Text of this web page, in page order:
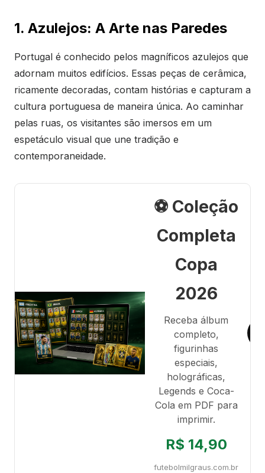
1. Azulejos: A Arte nas Paredes
Portugal é conhecido pelos magníficos azulejos que
adornam muitos edifícios. Essas peças de cerâmica,
ricamente decoradas, contam histórias e capturam a
cultura portuguesa de maneira única. Ao caminhar
pelas ruas, os visitantes são imersos em um
espetáculo visual que une tradição e
contemporaneidade.
⚽ Coleção
Completa
Copa
2026
Receba álbum
completo,
figurinhas
especiais,
holográficas,
Legends e Coca-
Cola em PDF para
imprimir.
R$ 14,90
futebolmilgraus.com.br